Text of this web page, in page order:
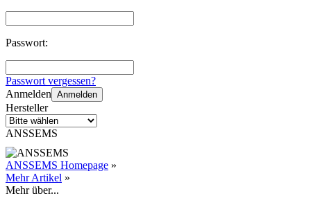
Passwort:
Passwort vergessen?
Anmelden Anmelden
Hersteller
ANSSEMS
ANSSEMS Homepage »
Mehr Artikel »
Mehr über...